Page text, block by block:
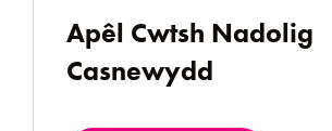
Apêl Cwtsh Nadolig
Casnewydd